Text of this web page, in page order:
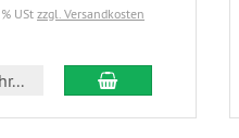
UStzzgl. Versandkosten
In den Warenkorb